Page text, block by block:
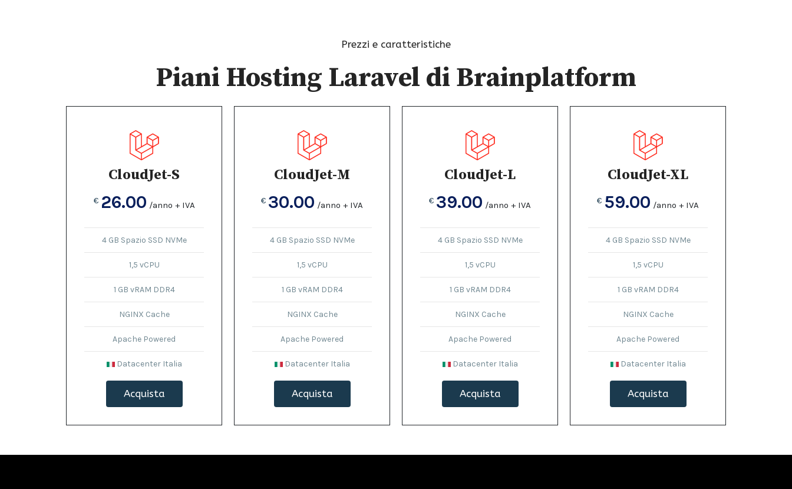
Prezzi e caratteristiche
Piani Hosting Laravel di Brainplatform
CloudJet-S
€ 26.00 /anno + IVA
4 GB Spazio SSD NVMe
1,5 vCPU
1 GB vRAM DDR4
NGINX Cache
Apache Powered
Datacenter Italia
Acquista
CloudJet-M
€ 30.00 /anno + IVA
4 GB Spazio SSD NVMe
1,5 vCPU
1 GB vRAM DDR4
NGINX Cache
Apache Powered
Datacenter Italia
Acquista
CloudJet-L
€ 39.00 /anno + IVA
4 GB Spazio SSD NVMe
1,5 vCPU
1 GB vRAM DDR4
NGINX Cache
Apache Powered
Datacenter Italia
Acquista
CloudJet-XL
€ 59.00 /anno + IVA
4 GB Spazio SSD NVMe
1,5 vCPU
1 GB vRAM DDR4
NGINX Cache
Apache Powered
Datacenter Italia
Acquista